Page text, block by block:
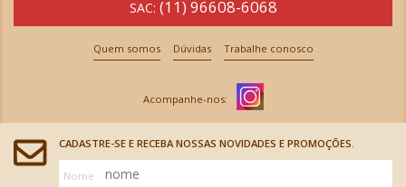
SAC: (11) 96608-6068
Quem somos Dúvidas Trabalhe conosco
CADASTRE-SE E RECEBA NOSSAS NOVIDADES E PROMOÇÕES.
Nome